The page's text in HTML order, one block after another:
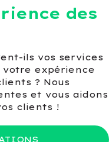
des
ils vos services
votre expérience
? Nous
et vous aidons
clients !